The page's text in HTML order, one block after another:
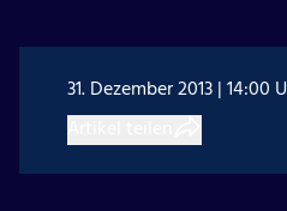
31. Dezember 2013 | 14:00